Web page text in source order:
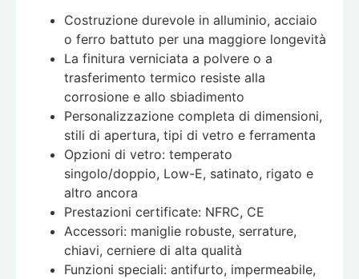
Costruzione durevole in alluminio, acciaio
o ferro battuto per una maggiore longevità
La finitura verniciata a polvere o a
trasferimento termico resiste alla
corrosione e allo sbiadimento
Personalizzazione completa di dimensioni,
stili di apertura, tipi di vetro e ferramenta
Opzioni di vetro: temperato
singolo/doppio, Low-E, satinato, rigato e
altro ancora
Prestazioni certificate: NFRC, CE
Accessori: maniglie robuste, serrature,
chiavi, cerniere di alta qualità
Funzioni speciali: antifurto, impermeabile,